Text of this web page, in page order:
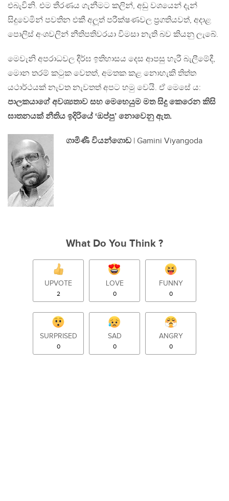
එබැවිනි. එම තීරණය ගැනීමට කලින්, අඩු වශයෙන් දැන්
සිදුවෙමින් පවතින එකී අලූත් පරීක්ෂණවල ප්‍රගතියවත්, අදාළ
පොලිස් අංශවලින් නීතිපතිවරයා විමසා නැති බව කියනු ලැබේ.
මෙවැනි අපරාධවල දීර්ඝ ඉතිහාසය දෙස ආපසු හැරී බැලීමේදී,
මොන තරම් කටුක වෙතත්, අමතක කළ නොහැකි තිත්ත
යථාර්ථයක් නැවත නැවතත් අපට හමු වෙයි. ඒ මෙසේ ය:
පාලකයාගේ අවශ්‍යතාව සහ මෙහෙයුම මත සිදු කෙරෙන කිසි
ඝාතනයක් නීතිය ඉදිරියේ ‘ඔප්පු’ නොවෙනු ඇත.
ගාමිණී වියන්ගොඩ | Gamini Viyangoda
What Do You Think ?
UPVOTE
2
LOVE
0
FUNNY
0
SURPRISED
0
SAD
0
ANGRY
0